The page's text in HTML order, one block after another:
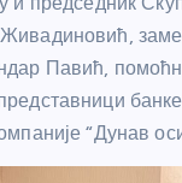
Павић,
“Дунав